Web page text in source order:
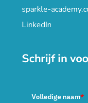
sparkle-
LinkedIn
Schrijf in
Volledige naam*